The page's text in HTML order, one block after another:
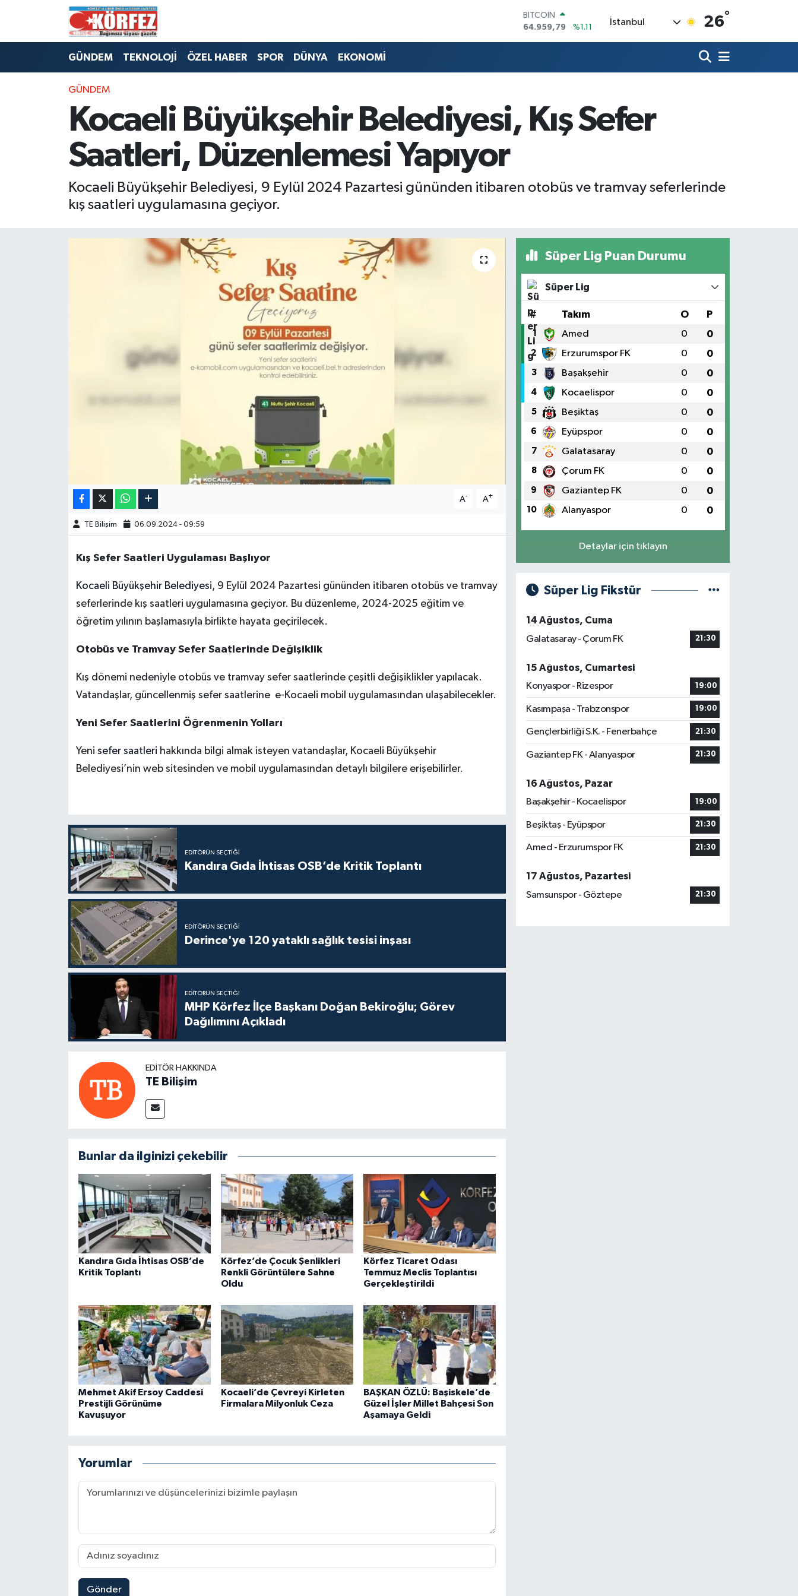
BITCOIN
64.959,79
%1.11
55,2510
%0.32
GRAM ALTIN
6660.55
%0.03
İstanbul 26°
GÜNDEM TEKNOLOJİ ÖZEL HABER SPOR DÜNYA EKONOMİ
GÜNDEM
Kocaeli Büyükşehir Belediyesi, Kış Sefer
Saatleri, Düzenlemesi Yapıyor
Kocaeli Büyükşehir Belediyesi, 9 Eylül 2024 Pazartesi gününden itibaren otobüs ve tramvay seferlerinde
kış saatleri uygulamasına geçiyor.
A- A+
TE Bilişim 06.09.2024 - 09:59
Kış Sefer Saatleri Uygulaması Başlıyor
Kocaeli Büyükşehir Belediyesi, 9 Eylül 2024 Pazartesi gününden itibaren otobüs ve tramvay
seferlerinde kış saatleri uygulamasına geçiyor. Bu düzenleme, 2024-2025 eğitim ve
öğretim yılının başlamasıyla birlikte hayata geçirilecek.
Otobüs ve Tramvay Sefer Saatlerinde Değişiklik
Kış dönemi nedeniyle otobüs ve tramvay sefer saatlerinde çeşitli değişiklikler yapılacak.
Vatandaşlar, güncellenmiş sefer saatlerine e-Kocaeli mobil uygulamasından ulaşabilecekler.
Yeni Sefer Saatlerini Öğrenmenin Yolları
Yeni sefer saatleri hakkında bilgi almak isteyen vatandaşlar, Kocaeli Büyükşehir
Belediyesi’nin web sitesinden ve mobil uygulamasından detaylı bilgilere erişebilirler.
EDITÖRÜN SEÇTIĞI
Kandıra Gıda İhtisas OSB’de Kritik Toplantı
EDITÖRÜN SEÇTIĞI
Derince'ye 120 yataklı sağlık tesisi inşası
EDITÖRÜN SEÇTIĞI
MHP Körfez İlçe Başkanı Doğan Bekiroğlu; Görev
Dağılımını Açıkladı
EDITÖR HAKKINDA
TE Bilişim
Bunlar da ilginizi çekebilir
Kandıra Gıda İhtisas OSB’de
Kritik Toplantı
Körfez’de Çocuk Şenlikleri
Renkli Görüntülere Sahne
Oldu
Körfez Ticaret Odası
Temmuz Meclis Toplantısı
Gerçekleştirildi
Mehmet Akif Ersoy Caddesi
Prestijli Görünüme
Kavuşuyor
Kocaeli’de Çevreyi Kirleten
Firmalara Milyonluk Ceza
BAŞKAN ÖZLÜ: Başiskele’de
Güzel İşler Millet Bahçesi Son
Aşamaya Geldi
Yorumlar
Gönder
Süper Lig Puan Durumu
Süper Lig
# Takım O P
1 Amed 0 0
2 Erzurumspor FK 0 0
3 Başakşehir 0 0
4 Kocaelispor 0 0
5 Beşiktaş 0 0
6 Eyüpspor 0 0
7 Galatasaray 0 0
8 Çorum FK 0 0
9 Gaziantep FK 0 0
10 Alanyaspor 0 0
Detaylar için tıklayın
Süper Lig Fikstür
14 Ağustos, Cuma
Galatasaray - Çorum FK
21:30
15 Ağustos, Cumartesi
Konyaspor - Rizespor
19:00
Kasımpaşa - Trabzonspor 19:00
Gençlerbirliği S.K. - Fenerbahçe 21:30
Gaziantep FK - Alanyaspor 21:30
16 Ağustos, Pazar
Başakşehir - Kocaelispor
19:00
Beşiktaş - Eyüpspor 21:30
Amed - Erzurumspor FK 21:30
17 Ağustos, Pazartesi
Samsunspor - Göztepe
21:30
Hava Durumu
Trafik Durumu
Süper Lig Puan Durumu ve Fikstür
Son Dakika Haberleri